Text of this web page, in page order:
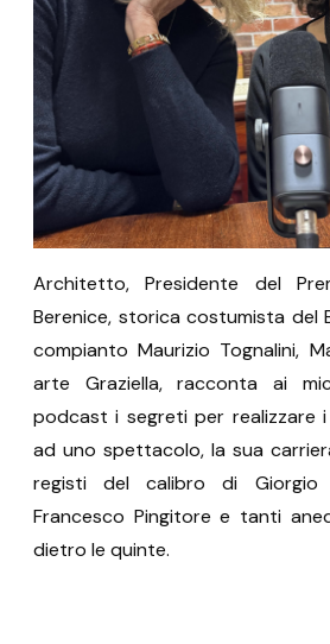
Architetto, Presidente del
Berenice, storica costumista del
compianto Maurizio Tognalini,
arte Graziella, racconta ai
podcast i segreti per realizzare
ad uno spettacolo, la sua
registi del calibro di Giorgio
Francesco Pingitore e tanti
dietro le quinte.